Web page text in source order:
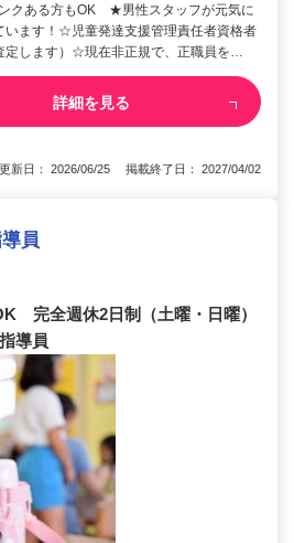
クある方もOK ★男性スタッフが元気に
います！☆児童発達支援管理責任者資格者
定します）☆現在非正規で、正職員を…
詳細を見る
更新日： 2026/06/25 掲載終了日： 2027/04/02
員
完全週休2日制（土曜・日曜）
導員